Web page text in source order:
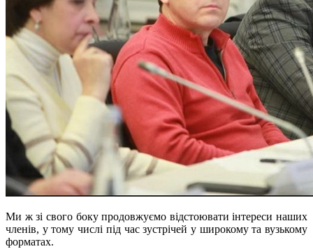
Ми ж зі свого боку продовжуємо відстоювати інтереси наших
членів, у тому числі під час зустрічей у широкому та вузькому
форматах.